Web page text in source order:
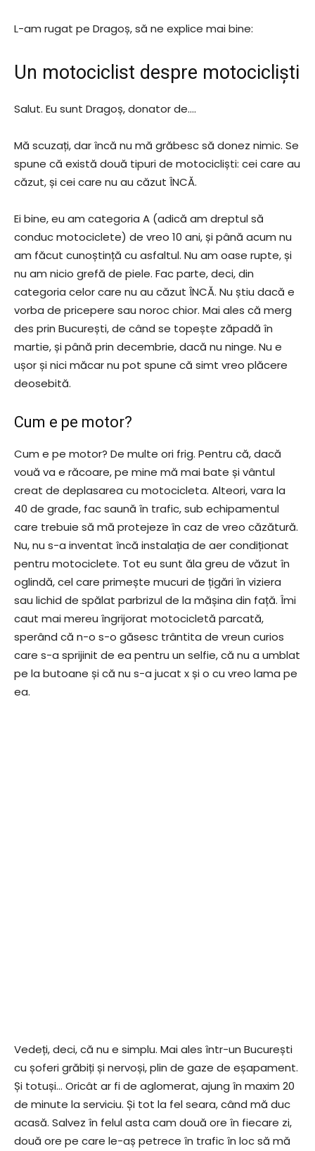
L-am rugat pe Dragoș, să ne explice mai bine:
Un motociclist despre motocicliști
Salut. Eu sunt Dragoș, donator de….
Mă scuzați, dar încă nu mă grăbesc să donez nimic. Se
spune că există două tipuri de motocicliști: cei care au
căzut, și cei care nu au căzut ÎNCĂ.
Ei bine, eu am categoria A (adică am dreptul să
conduc motociclete) de vreo 10 ani, și până acum nu
am făcut cunoștință cu asfaltul. Nu am oase rupte, și
nu am nicio grefă de piele. Fac parte, deci, din
categoria celor care nu au căzut ÎNCĂ. Nu știu dacă e
vorba de pricepere sau noroc chior. Mai ales că merg
des prin București, de când se topește zăpadă în
martie, și până prin decembrie, dacă nu ninge. Nu e
ușor și nici măcar nu pot spune că simt vreo plăcere
deosebită.
Cum e pe motor?
Cum e pe motor? De multe ori frig. Pentru că, dacă
vouă va e răcoare, pe mine mă mai bate și vântul
creat de deplasarea cu motocicleta. Alteori, vara la
40 de grade, fac saună în trafic, sub echipamentul
care trebuie să mă protejeze în caz de vreo căzătură.
Nu, nu s-a inventat încă instalația de aer condiționat
pentru motociclete. Tot eu sunt ăla greu de văzut în
oglindă, cel care primește mucuri de țigări în viziera
sau lichid de spălat parbrizul de la mășina din față. Îmi
caut mai mereu îngrijorat motocicletă parcată,
sperând că n-o s-o găsesc trântita de vreun curios
care s-a sprijinit de ea pentru un selfie, că nu a umblat
pe la butoane și că nu s-a jucat x și o cu vreo lama pe
ea.
Vedeți, deci, că nu e simplu. Mai ales într-un București
cu șoferi grăbiți și nervoși, plin de gaze de eșapament.
Și totuși… Oricât ar fi de aglomerat, ajung în maxim 20
de minute la serviciu. Și tot la fel seara, când mă duc
acasă. Salvez în felul asta cam două ore în fiecare zi,
două ore pe care le-aș petrece în trafic în loc să mă